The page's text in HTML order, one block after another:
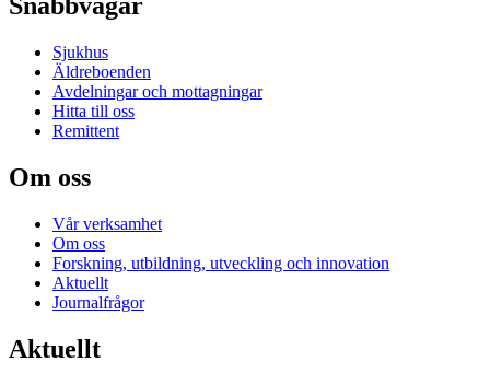
Snabbvägar
Sjukhus
Äldreboenden
Avdelningar och mottagningar
Hitta till oss
Remittent
Om oss
Vår verksamhet
Om oss
Forskning, utbildning, utveckling och innovation
Aktuellt
Journalfrågor
Aktuellt